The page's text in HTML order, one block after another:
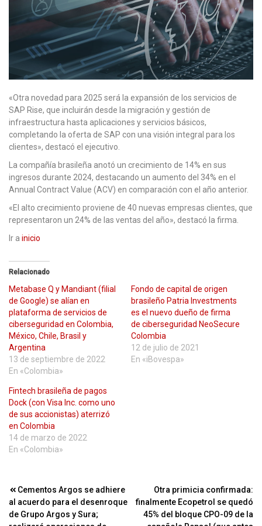
«Otra novedad para 2025 será la expansión de los servicios de
SAP Rise, que incluirán desde la migración y gestión de
infraestructura hasta aplicaciones y servicios básicos,
completando la oferta de SAP con una visión integral para los
clientes», destacó el ejecutivo.
La compañía brasileña anotó un crecimiento de 14% en sus
ingresos durante 2024, destacando un aumento del 34% en el
Annual Contract Value (ACV) en comparación con el año anterior.
«El alto crecimiento proviene de 40 nuevas empresas clientes, que
representaron un 24% de las ventas del año», destacó la firma.
Ir a inicio
Relacionado
Metabase Q y Mandiant (filial
de Google) se alían en
plataforma de servicios de
ciberseguridad en Colombia,
México, Chile, Brasil y
Argentina
13 de septiembre de 2022
En «Colombia»
Fondo de capital de origen
brasileño Patria Investments
es el nuevo dueño de firma
de ciberseguridad NeoSecure
Colombia
12 de julio de 2021
En «iBovespa»
Fintech brasileña de pagos
Dock (con Visa Inc. como uno
de sus accionistas) aterrizó
en Colombia
14 de marzo de 2022
En «Colombia»
Navegación
de
Cementos Argos se adhiere
al acuerdo para el desenroque
de Grupo Argos y Sura;
Otra primicia confirmada:
finalmente Ecopetrol se quedó
45% del bloque CPO-09 de la